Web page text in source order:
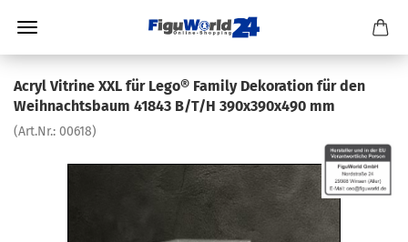
Acryl Vitrine XXL für Lego® Family Dekoration für den
Weihnachtsbaum 41843 B/T/H 390x390x490 mm
(Art.Nr.: 00618)